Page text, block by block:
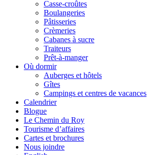
Casse-croûtes
Boulangeries
Pâtisseries
Crèmeries
Cabanes à sucre
Traiteurs
Prêt-à-manger
Où dormir
Auberges et hôtels
Gîtes
Campings et centres de vacances
Calendrier
Blogue
Le Chemin du Roy
Tourisme d’affaires
Cartes et brochures
Nous joindre